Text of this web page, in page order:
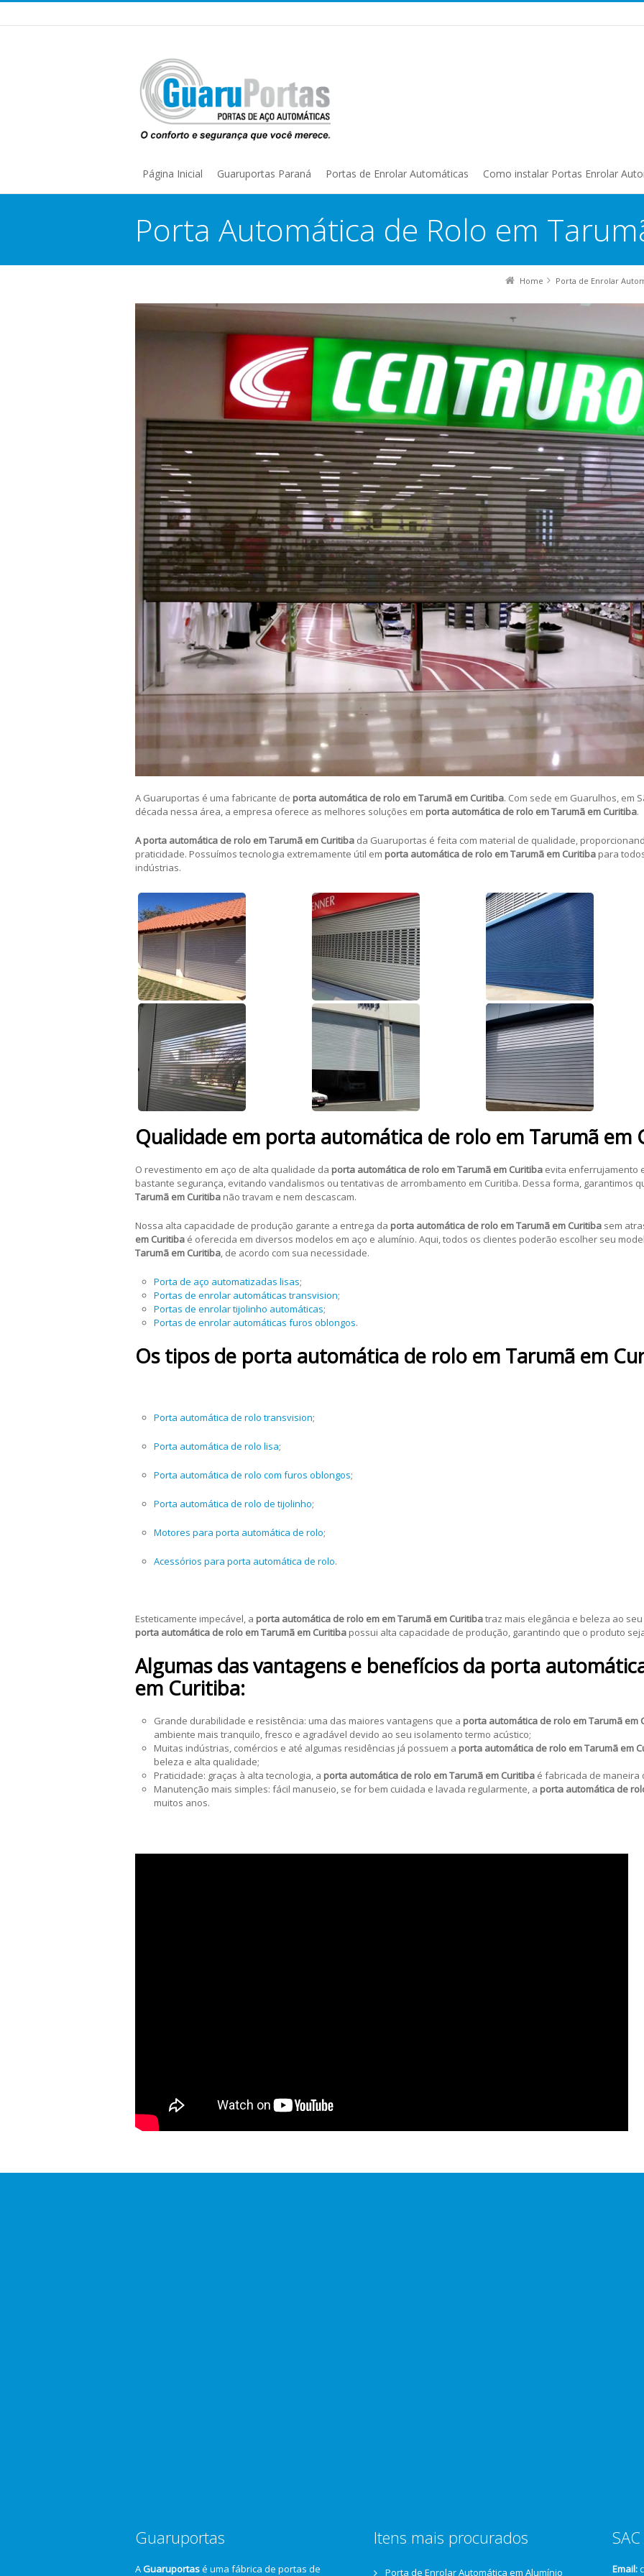
Página Inicial Guaruportas Paraná Portas de Enrolar Automáticas Como instalar Portas Enrolar
Porta Automática de Rolo em
Home Porta de Enrolar
A Guaruportas é uma fabricante de porta automática de rolo em Tarumã em Curitiba. Com sede em Guarulhos, em
década nessa área, a empresa oferece as melhores soluções em porta automática de rolo em Tarumã em Curitiba.
A porta automática de rolo em Tarumã em Curitiba da Guaruportas é feita com material de qualidade,
praticidade. Possuímos tecnologia extremamente útil em porta automática de rolo em Tarumã em Curitiba para
indústrias.
Qualidade em porta automática de rolo em Tarumã em
O revestimento em aço de alta qualidade da porta automática de rolo em Tarumã em Curitiba evita enferrujamento
bastante segurança, evitando vandalismos ou tentativas de arrombamento em Curitiba. Dessa forma, garantimos
Tarumã em Curitiba não travam e nem descascam.
Nossa alta capacidade de produção garante a entrega da porta automática de rolo em Tarumã em Curitiba sem
em Curitiba é oferecida em diversos modelos em aço e alumínio. Aqui, todos os clientes poderão escolher seu
Tarumã em Curitiba, de acordo com sua necessidade.
Porta de aço automatizadas lisas;
Portas de enrolar automáticas transvision;
Portas de enrolar tijolinho automáticas;
Portas de enrolar automáticas furos oblongos.
Os tipos de porta automática de rolo em Tarumã em
Porta automática de rolo transvision;
Porta automática de rolo lisa;
Porta automática de rolo com furos oblongos;
Porta automática de rolo de tijolinho;
Motores para porta automática de rolo;
Acessórios para porta automática de rolo.
Esteticamente impecável, a porta automática de rolo em em Tarumã em Curitibatraz mais elegância e beleza ao
porta automática de rolo em Tarumã em Curitiba possui alta capacidade de produção, garantindo que o produto
Algumas das vantagens e benefícios da porta
em Curitiba:
Grande durabilidade e resistência: uma das maiores vantagens que a porta automática de rolo em Tarumã em
ambiente mais tranquilo, fresco e agradável devido ao seu isolamento termo acústico;
Muitas indústrias, comércios e até algumas residências já possuem a porta automática de rolo em Tarumã em
beleza e alta qualidade;
Praticidade: graças à alta tecnologia, a porta automática de rolo em Tarumã em Curitiba é fabricada de maneira
Manutenção mais simples: fácil manuseio, se for bem cuidada e lavada regularmente, a porta automática de
muitos anos.
Guaruportas
AGuaruportasé uma fábrica de portas de
Itens mais procurados
Porta de Enrolar Automática em Alumínio Email: